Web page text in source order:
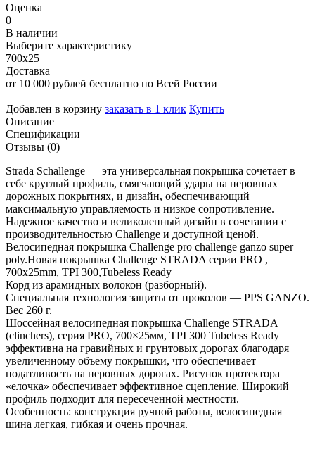
Оценка
0
В наличии
Выберите характеристику
700х25
Доставка
от 10 000 рублей бесплатно по Всей России
Добавлен в корзину заказать в 1 клик Купить
Описание
Спецификации
Отзывы (0)
Strada Schallenge — эта универсальная покрышка сочетает в
себе круглый профиль, смягчающий удары на неровных
дорожных покрытиях, и дизайн, обеспечивающий
максимальную управляемость и низкое сопротивление.
Надежное качество и великолепный дизайн в сочетании с
производительностью Challenge и доступной ценой.
Велосипедная покрышка Challenge pro challenge ganzo super
poly.Новая покрышка Challenge STRADA серии PRO ,
700x25mm, TPI 300,Tubeless Ready
Корд из арамидных волокон (разборный).
Специальная технология защиты от проколов — PPS GANZO.
Вес 260 г.
Шоссейная велосипедная покрышка Challenge STRADA
(clinchers), серия PRO, 700×25мм, TPI 300 Tubeless Ready
эффективна на гравийных и грунтовых дорогах благодаря
увеличенному объему покрышки, что обеспечивает
податливость на неровных дорогах. Рисунок протектора
«елочка» обеспечивает эффективное сцепление. Широкий
профиль подходит для пересеченной местности.
Особенность: конструкция ручной работы, велосипедная
шина легкая, гибкая и очень прочная.